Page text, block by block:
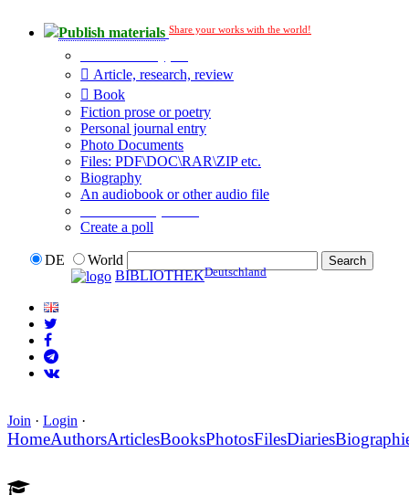
Publish materials Share your works with the world!
Article, research, review
Book
Fiction prose or poetry
Personal journal entry
Photo Documents
Files: PDF\DOC\RAR\ZIP etc.
Biography
An audiobook or other audio file
Create a poll
DE
World
BIBLIOTHEKDeutschland
Join · Login ·
HomeAuthorsArticlesBooksPhotosFilesDiaries